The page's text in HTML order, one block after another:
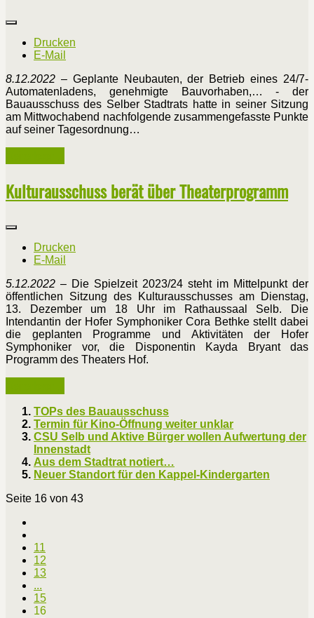
Drucken
E-Mail
8.12.2022 – Geplante Neubauten, der Betrieb eines 24/7-
Automatenladens, genehmigte Bauvorhaben,… - der
Bauausschuss des Selber Stadtrats hatte in seiner Sitzung
am Mittwochabend nachfolgende zusammengefasste Punkte
auf seiner Tagesordnung…
Kulturausschuss berät über Theaterprogramm
Drucken
E-Mail
5.12.2022 – Die Spielzeit 2023/24 steht im Mittelpunkt der
öffentlichen Sitzung des Kulturausschusses am Dienstag,
13. Dezember um 18 Uhr im Rathaussaal Selb. Die
Intendantin der Hofer Symphoniker Cora Bethke stellt dabei
die geplanten Programme und Aktivitäten der Hofer
Symphoniker vor, die Disponentin Kayda Bryant das
Programm des Theaters Hof.
TOPs des Bauausschuss
Termin für Kino-Öffnung weiter unklar
CSU Selb und Aktive Bürger wollen Aufwertung der
Innenstadt
Aus dem Stadtrat notiert…
Neuer Standort für den Kappel-Kindergarten
Seite 16 von 43
11
12
13
...
15
16